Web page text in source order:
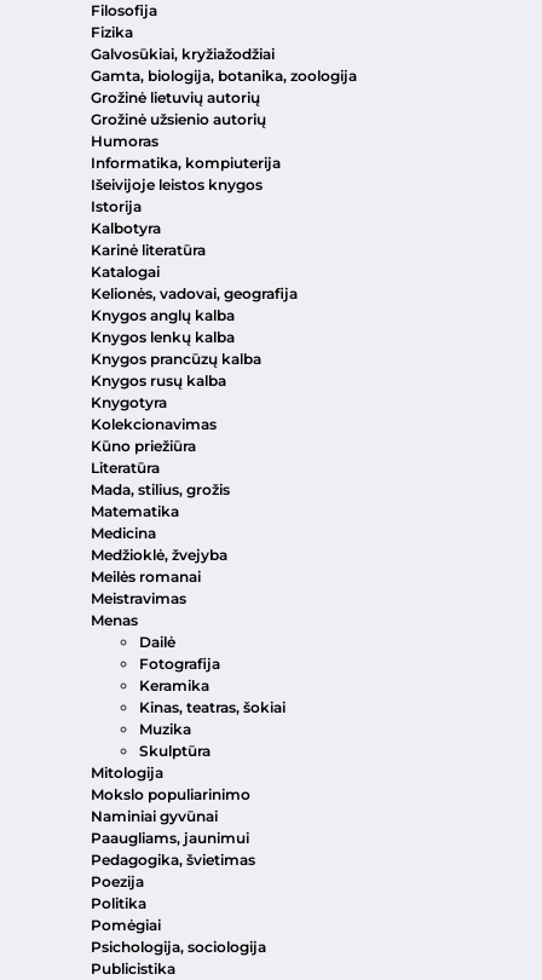
Filosofija
Fizika
Galvosūkiai, kryžiažodžiai
Gamta, biologija, botanika, zoologija
Grožinė lietuvių autorių
Grožinė užsienio autorių
Humoras
Informatika, kompiuterija
Išeivijoje leistos knygos
Istorija
Kalbotyra
Karinė literatūra
Katalogai
Kelionės, vadovai, geografija
Knygos anglų kalba
Knygos lenkų kalba
Knygos prancūzų kalba
Knygos rusų kalba
Knygotyra
Kolekcionavimas
Kūno priežiūra
Literatūra
Mada, stilius, grožis
Matematika
Medicina
Medžioklė, žvejyba
Meilės romanai
Meistravimas
Menas
Dailė
Fotografija
Keramika
Kinas, teatras, šokiai
Muzika
Skulptūra
Mitologija
Mokslo populiarinimo
Naminiai gyvūnai
Paaugliams, jaunimui
Pedagogika, švietimas
Poezija
Politika
Pomėgiai
Psichologija, sociologija
Publicistika